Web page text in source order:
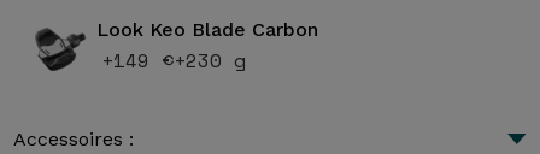
Look Keo Blade Carbon
+149 €+230 g
Accessoires :